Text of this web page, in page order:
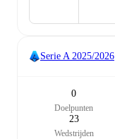
Serie A 2025/2026
0
Doelpunten
23
Wedstrijden